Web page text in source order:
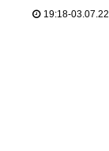
19:18-03.07.22